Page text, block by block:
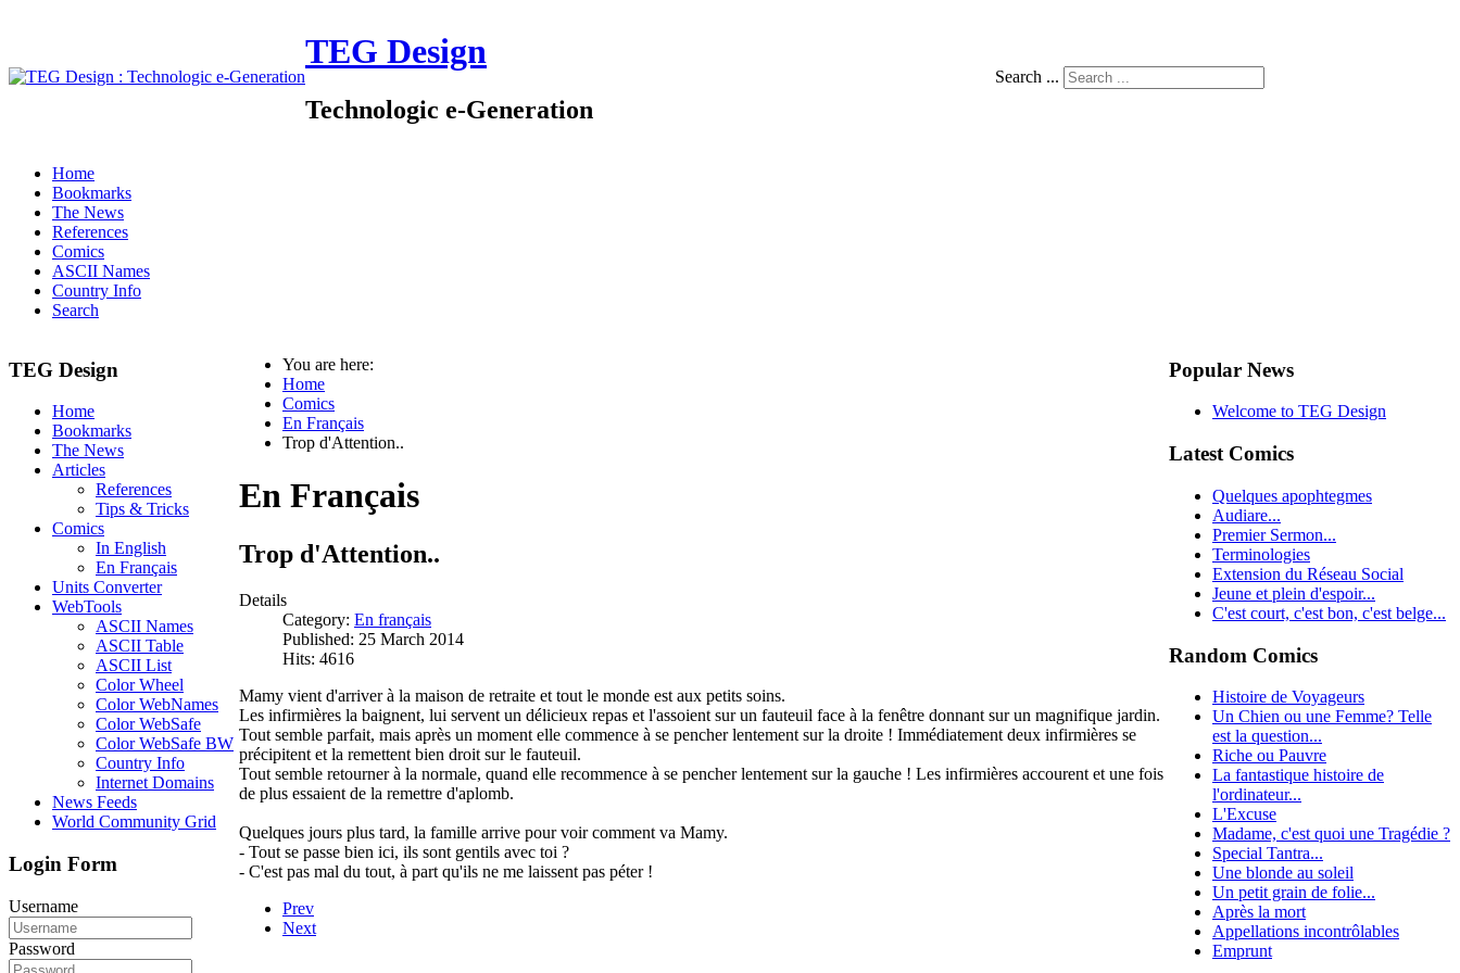
TEG Design
Technologic e-Generation
Search ...
Home
Bookmarks
The News
References
Comics
ASCII Names
Country Info
Search
TEG Design
Home
Bookmarks
The News
Articles
References
Tips & Tricks
Comics
In English
En Français
Units Converter
WebTools
ASCII Names
ASCII Table
ASCII List
Color Wheel
Color WebNames
Color WebSafe
Color WebSafe BW
Country Info
Internet Domains
News Feeds
World Community Grid
Login Form
Username
Password
You are here:
Home
Comics
En Français
Trop d'Attention..
En Français
Trop d'Attention..
Details
Category: En français
Published: 25 March 2014
Hits: 4616
Mamy vient d'arriver à la maison de retraite et tout le monde est aux petits soins.
Les infirmières la baignent, lui servent un délicieux repas et l'assoient sur un fauteuil face à la fenêtre donnant sur un magnifique jardin.
Tout semble parfait, mais après un moment elle commence à se pencher lentement sur la droite ! Immédiatement deux infirmières se
précipitent et la remettent bien droit sur le fauteuil.
Tout semble retourner à la normale, quand elle recommence à se pencher lentement sur la gauche ! Les infirmières accourent et une fois
de plus essaient de la remettre d'aplomb.
Quelques jours plus tard, la famille arrive pour voir comment va Mamy.
- Tout se passe bien ici, ils sont gentils avec toi ?
- C'est pas mal du tout, à part qu'ils ne me laissent pas péter !
Prev
Next
Popular News
Welcome to TEG Design
Latest Comics
Quelques apophtegmes
Audiare...
Premier Sermon...
Terminologies
Extension du Réseau Social
Jeune et plein d'espoir...
C'est court, c'est bon, c'est belge...
Random Comics
Histoire de Voyageurs
Un Chien ou une Femme? Telle
est la question...
Riche ou Pauvre
La fantastique histoire de
l'ordinateur...
L'Excuse
Madame, c'est quoi une Tragédie ?
Special Tantra...
Une blonde au soleil
Un petit grain de folie...
Après la mort
Appellations incontrôlables
Emprunt